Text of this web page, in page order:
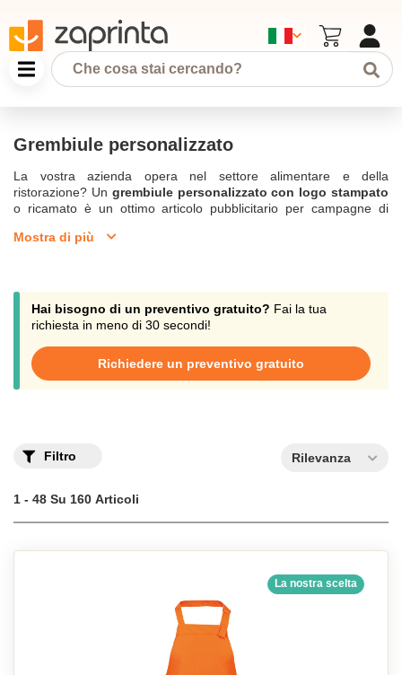
Grembiule personalizzato
La vostra azienda opera nel settore alimentare e della
ristorazione? Un grembiule personalizzato con logo stampato
o ricamato è un ottimo articolo pubblicitario per campagne di
strumento promozionale
rimane un modo efficace per mettere in mostra la vostra insegna
e comunicare con successo. Zaprinta ha sviluppato un
riconosciuto know-how nella personalizzazione degli articoli
per aumentare la vostra visibilità e migliorare la vostra
reputazione. Ordinate subito i vostri grembiuli personalizzati e li
riceverete entro 10 giorni.
Mostra di più
Hai bisogno di un preventivo gratuito? Fai la tua
richiesta in meno di 30 secondi!
Richiedere un preventivo gratuito
Filtro Rilevanza
1 - 48 Su 160 Articoli
La nostra scelta